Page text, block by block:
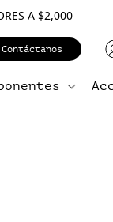
A $2,000
Contáctanos